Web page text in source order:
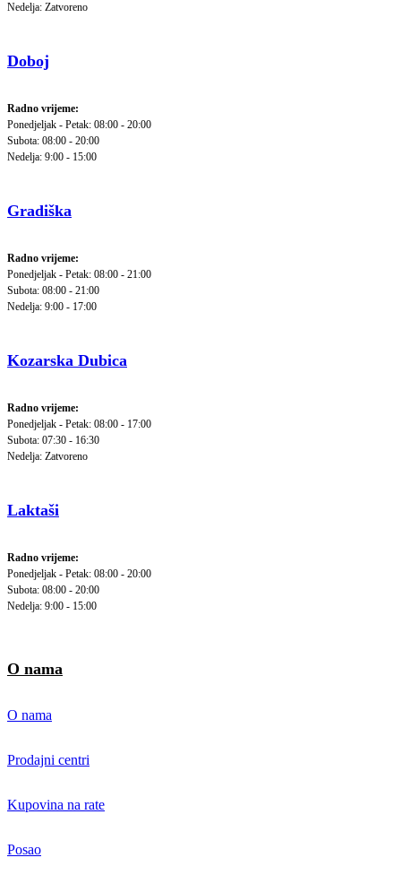
Nedelja: Zatvoreno
Doboj
Radno vrijeme:
Ponedjeljak - Petak: 08:00 - 20:00
Subota: 08:00 - 20:00
Nedelja: 9:00 - 15:00
Gradiška
Radno vrijeme:
Ponedjeljak - Petak: 08:00 - 21:00
Subota: 08:00 - 21:00
Nedelja: 9:00 - 17:00
Kozarska Dubica
Radno vrijeme:
Ponedjeljak - Petak: 08:00 - 17:00
Subota: 07:30 - 16:30
Nedelja: Zatvoreno
Laktaši
Radno vrijeme:
Ponedjeljak - Petak: 08:00 - 20:00
Subota: 08:00 - 20:00
Nedelja: 9:00 - 15:00
O nama
O nama
Prodajni centri
Kupovina na rate
Posao